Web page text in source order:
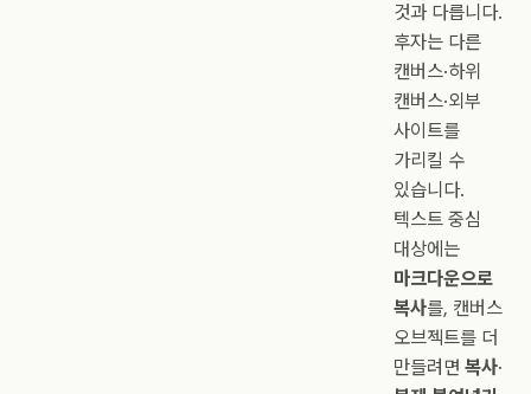
것과 다릅니다.
후자는 다른
캔버스·하위
캔버스·외부
사이트를
가리킬 수
있습니다.
텍스트 중심
대상에는
마크다운으로
복사를, 캔버스
오브젝트를 더
만들려면 복사·